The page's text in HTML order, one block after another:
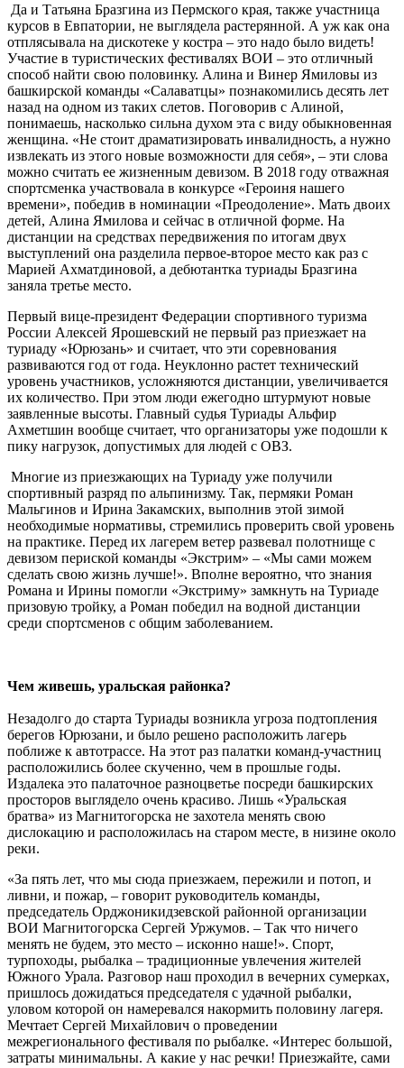
Да и Татьяна Бразгина из Пермского края, также участница
курсов в Евпатории, не выглядела растерянной. А уж как она
отплясывала на дискотеке у костра – это надо было видеть!
Участие в туристических фестивалях ВОИ – это отличный
способ найти свою половинку. Алина и Винер Ямиловы из
башкирской команды «Салаватцы» познакомились десять лет
назад на одном из таких слетов. Поговорив с Алиной,
понимаешь, насколько сильна духом эта с виду обыкновенная
женщина. «Не стоит драматизировать инвалидность, а нужно
извлекать из этого новые возможности для себя», – эти слова
можно считать ее жизненным девизом. В 2018 году отважная
спортсменка участвовала в конкурсе «Героиня нашего
времени», победив в номинации «Преодоление». Мать двоих
детей, Алина Ямилова и сейчас в отличной форме. На
дистанции на средствах передвижения по итогам двух
выступлений она разделила первое-второе место как раз с
Марией Ахматдиновой, а дебютантка туриады Бразгина
заняла третье место.
Первый вице-президент Федерации спортивного туризма
России Алексей Ярошевский не первый раз приезжает на
туриаду «Юрюзань» и считает, что эти соревнования
развиваются год от года. Неуклонно растет технический
уровень участников, усложняются дистанции, увеличивается
их количество. При этом люди ежегодно штурмуют новые
заявленные высоты. Главный судья Туриады Альфир
Ахметшин вообще считает, что организаторы уже подошли к
пику нагрузок, допустимых для людей с ОВЗ.
Многие из приезжающих на Туриаду уже получили
спортивный разряд по альпинизму. Так, пермяки Роман
Мальгинов и Ирина Закамских, выполнив этой зимой
необходимые нормативы, стремились проверить свой уровень
на практике. Перед их лагерем ветер развевал полотнище с
девизом периской команды «Экстрим» – «Мы сами можем
сделать свою жизнь лучше!». Вполне вероятно, что знания
Романа и Ирины помогли «Экстриму» замкнуть на Туриаде
призовую тройку, а Роман победил на водной дистанции
среди спортсменов с общим заболеванием.
Чем живешь, уральская районка?
Незадолго до старта Туриады возникла угроза подтопления
берегов Юрюзани, и было решено расположить лагерь
поближе к автотрассе. На этот раз палатки команд-участниц
расположились более скученно, чем в прошлые годы.
Издалека это палаточное разноцветье посреди башкирских
просторов выглядело очень красиво. Лишь «Уральская
братва» из Магнитогорска не захотела менять свою
дислокацию и расположилась на старом месте, в низине около
реки.
«За пять лет, что мы сюда приезжаем, пережили и потоп, и
ливни, и пожар, – говорит руководитель команды,
председатель Орджоникидзевской районной организации
ВОИ Магнитогорска Сергей Уржумов. – Так что ничего
менять не будем, это место – исконно наше!». Спорт,
турпоходы, рыбалка – традиционные увлечения жителей
Южного Урала. Разговор наш проходил в вечерних сумерках,
пришлось дожидаться председателя с удачной рыбалки,
уловом которой он намеревался накормить половину лагеря.
Мечтает Сергей Михайлович о проведении
межрегионального фестиваля по рыбалке. «Интерес большой,
затраты минимальны. А какие у нас речки! Приезжайте, сами